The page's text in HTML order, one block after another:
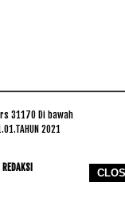
31170 Di bawah
2021
REDAKSI